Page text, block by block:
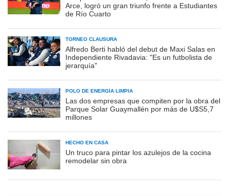
Arce, logró un gran triunfo frente a Estudiantes
de Río Cuarto
TORNEO CLAUSURA
Alfredo Berti habló del debut de Maxi Salas en
Independiente Rivadavia: "Es un futbolista de
jerarquía"
POLO DE ENERGÍA LIMPIA
Las dos empresas que compiten por la obra del
Parque Solar Guaymallén por más de U$S5,7
millones
HECHO EN CASA
Un truco para pintar los azulejos de la cocina
remodelar sin obra